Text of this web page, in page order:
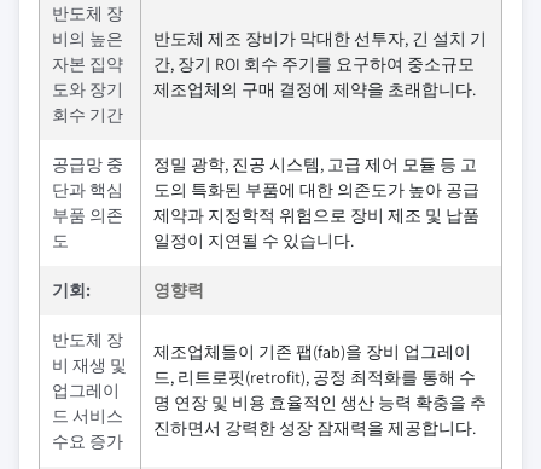
반도체 장
비의 높은
자본 집약
도와 장기
회수 기간
반도체 제조 장비가 막대한 선투자, 긴 설치 기
간, 장기 ROI 회수 주기를 요구하여 중소규모
제조업체의 구매 결정에 제약을 초래합니다.
공급망 중
단과 핵심
부품 의존
도
정밀 광학, 진공 시스템, 고급 제어 모듈 등 고
도의 특화된 부품에 대한 의존도가 높아 공급
제약과 지정학적 위험으로 장비 제조 및 납품
일정이 지연될 수 있습니다.
기회: 영향력
반도체 장
비 재생 및
업그레이
드 서비스
수요 증가
제조업체들이 기존 팹(fab)을 장비 업그레이
드, 리트로핏(retrofit), 공정 최적화를 통해 수
명 연장 및 비용 효율적인 생산 능력 확충을 추
진하면서 강력한 성장 잠재력을 제공합니다.